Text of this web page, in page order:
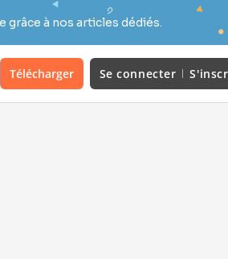
grâce à nos articles dédiés.
Télécharger Se connecter